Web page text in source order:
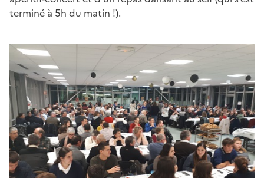
terminé à 5h du matin !).